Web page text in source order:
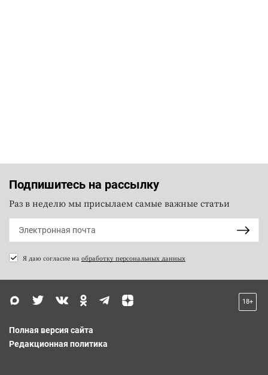
Подпишитесь на рассылку
Раз в неделю мы присылаем самые важные статьи
Я даю согласие на обработку персональных данных
18+
Полная версия сайта
Редакционная политика